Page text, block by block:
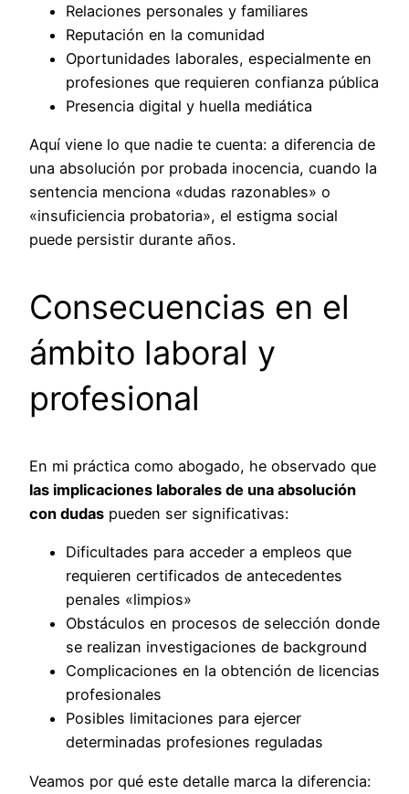
Relaciones personales y familiares
Reputación en la comunidad
Oportunidades laborales, especialmente en
profesiones que requieren confianza pública
Presencia digital y huella mediática
Aquí viene lo que nadie te cuenta: a diferencia de
una absolución por probada inocencia, cuando la
sentencia menciona «dudas razonables» o
«insuficiencia probatoria», el estigma social
puede persistir durante años.
Consecuencias en el
ámbito laboral y
profesional
En mi práctica como abogado, he observado que
las implicaciones laborales de una absolución
con dudas pueden ser significativas:
Dificultades para acceder a empleos que
requieren certificados de antecedentes
penales «limpios»
Obstáculos en procesos de selección donde
se realizan investigaciones de background
Complicaciones en la obtención de licencias
profesionales
Posibles limitaciones para ejercer
determinadas profesiones reguladas
Veamos por qué este detalle marca la diferencia: